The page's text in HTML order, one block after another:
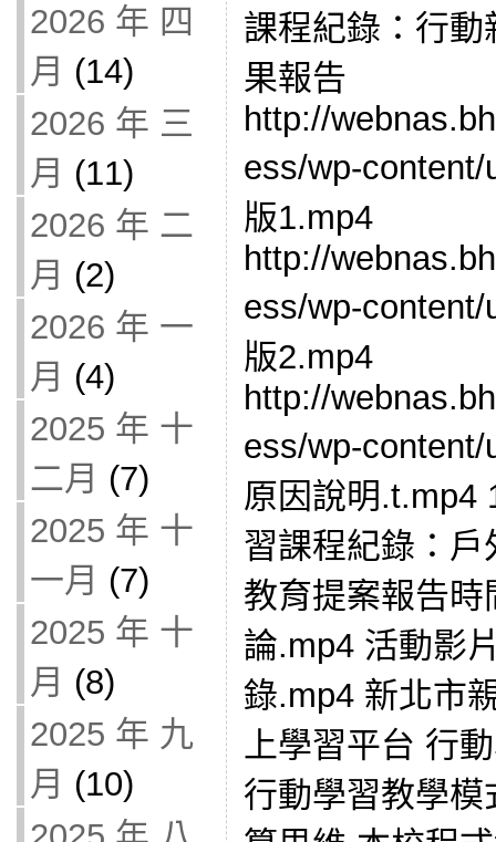
2026 年 四
月 (14)
2026 年 三
月 (11)
2026 年 二
月 (2)
2026 年 一
月 (4)
2025 年 十
二月 (7)
2025 年 十
一月 (7)
2025 年 十
月 (8)
2025 年 九
月 (10)
課程紀錄：行
果報告
http://
ess/wp-
版1.mp4
http://
ess/wp-
版2.mp4
http://
ess/wp-
原因說明.t.mp4
習課程紀錄：
教育提案報告
論.mp4 活動影
錄.mp4 新北市
上學習平台 行
行動學習教學